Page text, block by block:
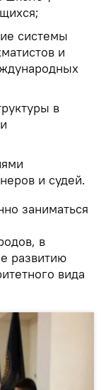
системы
и
в
и судей.
заниматься
в
развитию
вида